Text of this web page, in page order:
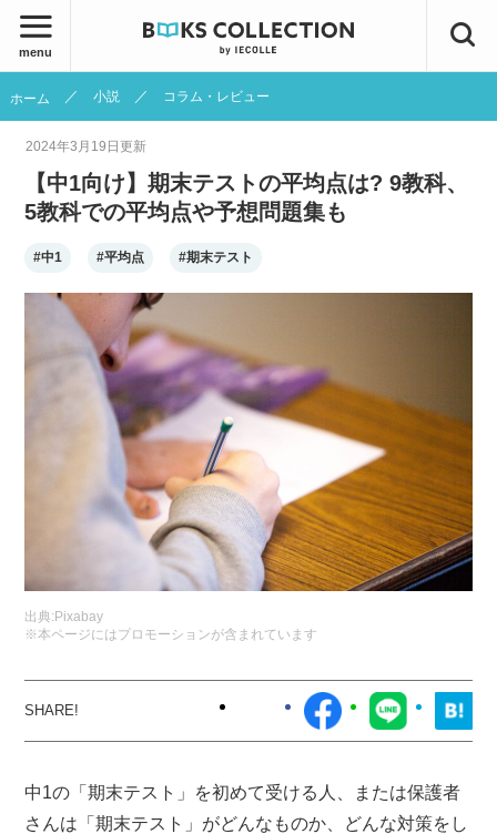
menu
ホーム 小説 コラム・レビュー
2024年3月19日更新
【中1向け】期末テストの平均点は? 9教科、
5教科での平均点や予想問題集も
#中1 #平均点 #期末テスト
出典: Pixabay
※本ページにはプロモーションが含まれています
中1の「期末テスト」を初めて受ける人、または保護者
さんは「期末テスト」がどんなものか、どんな対策をし